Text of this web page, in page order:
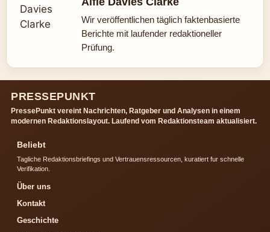
Wir veröffentlichen täglich faktenbasierte
Berichte mit laufender redaktioneller
Prüfung.
PRESSEPUNKT
PressePunkt vereint Nachrichten, Ratgeber und Analysen in einem
modernen Redaktionslayout. Laufend vom Redaktionsteam aktualisiert.
Beliebt
Tagliche Redaktionsbriefings und Vertrauensressourcen, kuratiert fur schnelle
Verifikation.
Über uns
Kontakt
Geschichte